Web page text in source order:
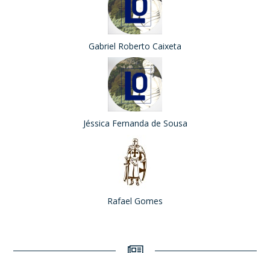
Gabriel Roberto Caixeta
Jéssica Fernanda de Sousa
Rafael Gomes